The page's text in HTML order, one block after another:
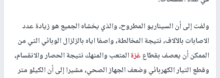
ولفت إلى أن السيناريو المطروح، والذي يخشاه الجميع هو زيادة عدد
الاصابات بالآلاف، نتيجة المخالطة، واصفا اياه بالزلزال الوبائي التي من
الممكن أن يعصف بقطاعغزةالمتعب والمنهك نتيجة الحصار والانقسام،
وقطع التيار الكهربائي وضعف الجهاز الصحي، مشيرا إلى أن الكيلو متر